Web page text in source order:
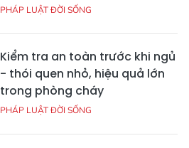
PHÁP LUẬT ĐỜI SỐNG
Kiểm tra an toàn trước khi ngủ
- thói quen nhỏ, hiệu quả lớn
trong phòng cháy
PHÁP LUẬT ĐỜI SỐNG